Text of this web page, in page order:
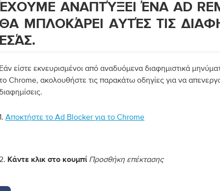
ΑΝΑΠΤΎΞΕΙ ΈΝΑ AD
ΜΠΛΟΚΆΡΕΙ ΑΥΤΈΣ ΤΙΣ
είστε εκνευρισμένοι από αναδυόμενα διαφημιστικά
Chrome, ακολουθήστε τις παρακάτω οδηγίες για να
Αποκτήστε το Ad Blocker για το Chrome
Κάντε κλικ στο κουμπί Προσθήκη επέκτασης